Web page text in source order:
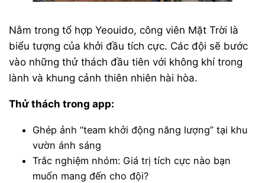
Nằm trong tổ hợp Yeouido, công viên Mặt Trời là
biểu tượng của khởi đầu tích cực. Các đội sẽ bước
vào những thử thách đầu tiên với không khí trong
lành và khung cảnh thiên nhiên hài hòa.
Thử thách trong app:
Ghép ảnh “team khởi động năng lượng” tại khu
vườn ánh sáng
Trắc nghiệm nhóm: Giá trị tích cực nào bạn
muốn mang đến cho đội?